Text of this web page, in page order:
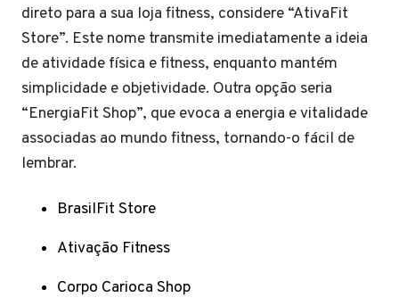
direto para a sua loja fitness, considere “AtivaFit
Store”. Este nome transmite imediatamente a ideia
de atividade física e fitness, enquanto mantém
simplicidade e objetividade. Outra opção seria
“EnergiaFit Shop”, que evoca a energia e vitalidade
associadas ao mundo fitness, tornando-o fácil de
lembrar.
BrasilFit Store
Ativação Fitness
Corpo Carioca Shop